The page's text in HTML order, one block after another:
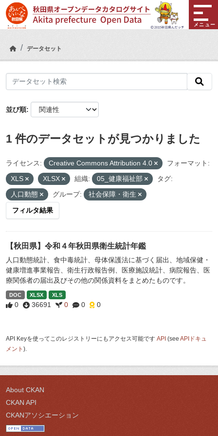
Skip to main content
メニュー
データセット
並び順
1 件のデータセットが見つかりました
ライセンス: Creative Commons Attribution 4.0
フォーマット:
XLS
XLSX 組織: 05_健康福祉部
タグ:
人口動態
グループ: 社会保障・衛生
フィルタ結果
【秋田県】令和４年秋田県衛生統計年鑑
人口動態統計、食中毒統計、母体保護法に基づく届出、地域保健・
健康増進事業報告、衛生行政報告例、医療施設統計、病院報告、医
療関係者の届出及びその他の関係資料をまとめたものです。
DOC XLSX XLS
0 36691 0 0 0
API Keyを使ってこのレジストリーにもアクセス可能です API (see APIドキュ
メント ).
About CKAN
CKAN API
CKANアソシエーション